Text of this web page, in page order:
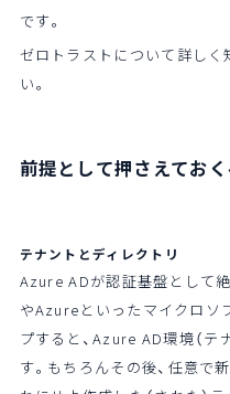
です。
ゼロトラストについて詳しく
い。
前提として押さえてお
テナントとディレクトリ
Azure ADが認証基盤として
やAzureといったマイクロソ
プすると、Azure AD環境（テ
す。もちろんその後、任意で